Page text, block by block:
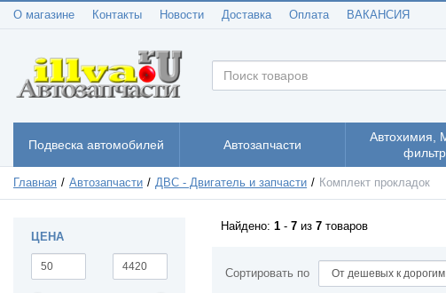
О магазине Контакты Новости Доставка Оплата ВАКАНСИЯ
Подвеска автомобилей Автозапчасти
Автохимия,
Главная Автозапчасти ДВС - Двигатель и запчасти Комплект прокладок
ЦЕНА
Найдено: 1 - 7 из 7 товаров
Сортировать по